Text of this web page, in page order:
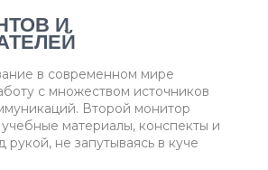
И
в современном мире
с множеством источников
Второй монитор
материалы, конспекты и
не запутываясь в куче